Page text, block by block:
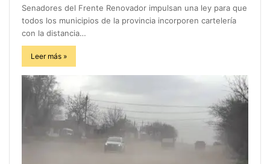
Senadores del Frente Renovador impulsan una ley para que
todos los municipios de la provincia incorporen cartelería
con la distancia…
Leer más »